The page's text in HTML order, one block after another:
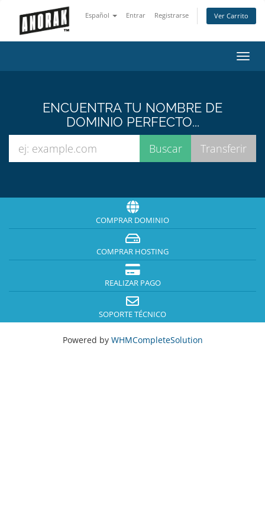
Español Entrar Registrarse Ver Carrito
ENCUENTRA TU NOMBRE DE
DOMINIO PERFECTO...
COMPRAR DOMINIO
COMPRAR HOSTING
REALIZAR PAGO
SOPORTE TÉCNICO
Powered by WHMCompleteSolution